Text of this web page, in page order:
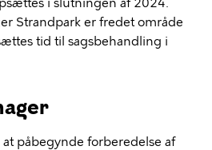
i slutningen af 2024.
Strandpark er fredet område
tid til sagsbehandling i
påbegynde forberedelse af